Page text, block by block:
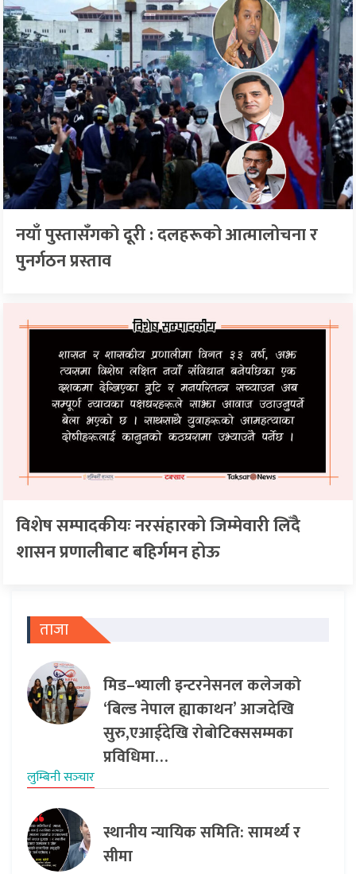
नयाँ पुस्तासँगको दूरी : दलहरूको आत्मालोचना र
पुनर्गठन प्रस्ताव
विशेष सम्पादकीयः नरसंहारको जिम्मेवारी लिँदै
शासन प्रणालीबाट बहिर्गमन होऊ
ताजा
मिड–भ्याली इन्टरनेसनल कलेजको
‘बिल्ड नेपाल ह्याकाथन’ आजदेखि
सुरु,एआईदेखि रोबोटिक्ससम्मका
प्रविधिमा…
लुम्बिनी सञ्‍चार
स्थानीय न्यायिक समिति: सामर्थ्य र
सीमा